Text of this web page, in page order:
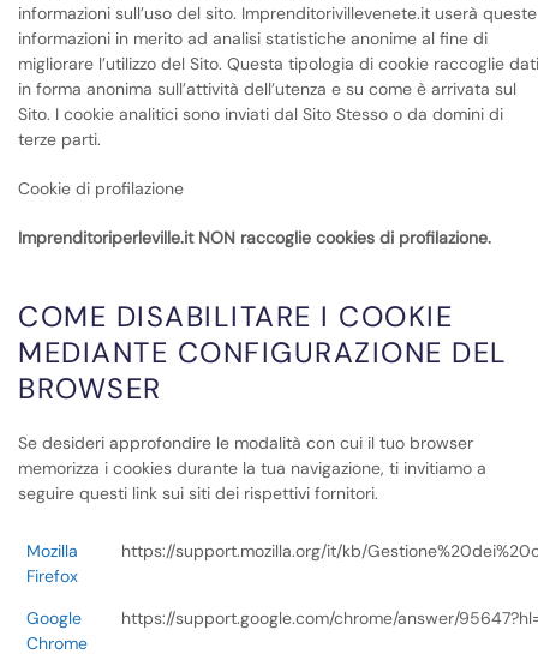
informazioni sull’uso del sito. Imprenditorivillevenete.it userà queste
informazioni in merito ad analisi statistiche anonime al fine di
migliorare l’utilizzo del Sito. Questa tipologia di cookie raccoglie dati
in forma anonima sull’attività dell’utenza e su come è arrivata sul
Sito. I cookie analitici sono inviati dal Sito Stesso o da domini di
terze parti.
Cookie di profilazione
Imprenditoriperleville.it NON raccoglie cookies di profilazione.
COME DISABILITARE I COOKIE
MEDIANTE CONFIGURAZIONE DEL
BROWSER
Se desideri approfondire le modalità con cui il tuo browser
memorizza i cookies durante la tua navigazione, ti invitiamo a
seguire questi link sui siti dei rispettivi fornitori.
Mozilla
Firefox
https://support.mozilla.org/it/kb/
Google
Chrome
https://support.google.com/chrome/answer/